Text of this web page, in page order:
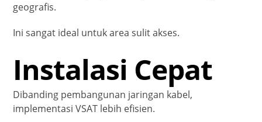
geografis.
Ini sangat ideal untuk area sulit akses.
Instalasi Cepat
Dibanding pembangunan jaringan kabel,
implementasi VSAT lebih efisien.